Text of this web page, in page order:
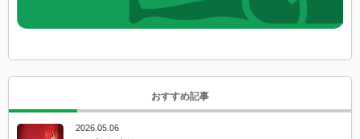
おすすめ記事
2026.05.06